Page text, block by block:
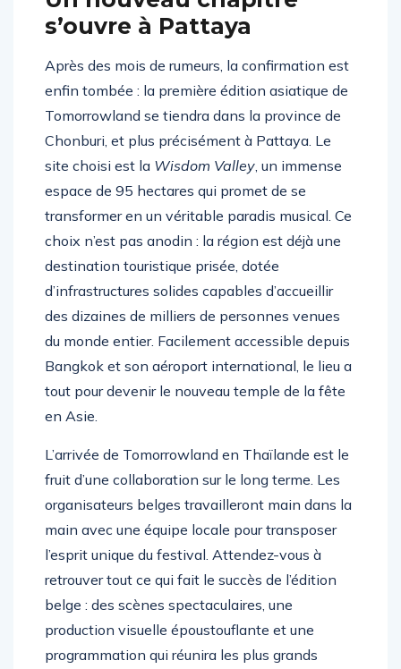
s’ouvre à Pattaya
Après des mois de rumeurs, la confirmation est
enfin tombée : la première édition asiatique de
Tomorrowland se tiendra dans la province de
Chonburi, et plus précisément à Pattaya. Le
site choisi est la Wisdom Valley, un immense
espace de 95 hectares qui promet de se
transformer en un véritable paradis musical. Ce
choix n’est pas anodin : la région est déjà une
destination touristique prisée, dotée
d’infrastructures solides capables d’accueillir
des dizaines de milliers de personnes venues
du monde entier. Facilement accessible depuis
Bangkok et son aéroport international, le lieu a
tout pour devenir le nouveau temple de la fête
en Asie.
L’arrivée de Tomorrowland en Thaïlande est le
fruit d’une collaboration sur le long terme. Les
organisateurs belges travailleront main dans la
main avec une équipe locale pour transposer
l’esprit unique du festival. Attendez-vous à
retrouver tout ce qui fait le succès de l’édition
belge : des scènes spectaculaires, une
production visuelle époustouflante et une
programmation qui réunira les plus grands